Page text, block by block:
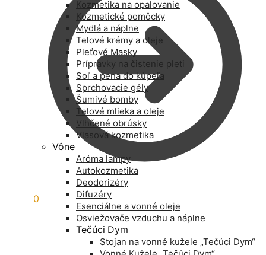
0
Kozmetika na opalovanie
Kozmetické pomôcky
Mydlá a náplne
Telové krémy a oleje
Pleťové Masky
Prípravky na čistenie pleti
Soľ a pena do kúpeľa
Sprchovacie gély
Šumivé bomby
Telové mlieka a oleje
Vlhčené obrúsky
Vlasová kozmetika
Vône
Aróma lampy
Autokozmetika
Deodorizéry
Difuzéry
Esenciálne a vonné oleje
Osviežovače vzduchu a náplne
Tečúci Dym
Stojan na vonné kužele „Tečúci Dym“